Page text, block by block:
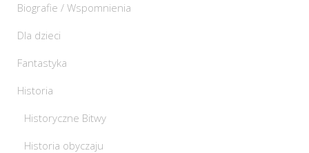
Biografie / Wspomnienia
Dla dzieci
Fantastyka
Historia
Historyczne Bitwy
Historia obyczaju